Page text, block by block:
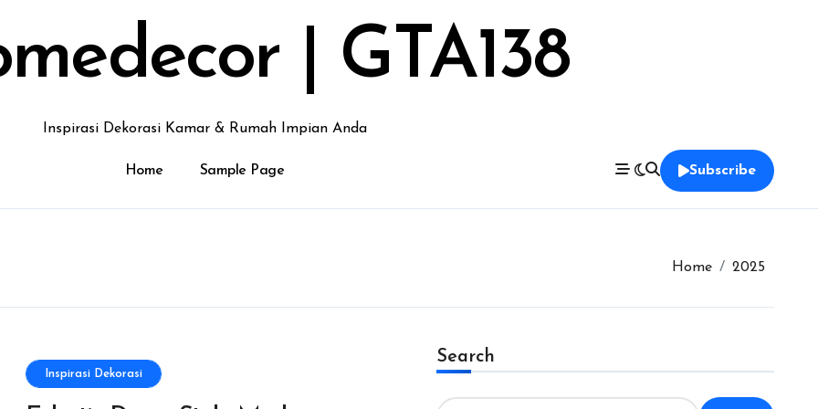
| GTA138
Inspirasi Dekorasi Kamar & Rumah Impian Anda
Home Sample Page Subscribe
Home 2025
Inspirasi Dekorasi
Search